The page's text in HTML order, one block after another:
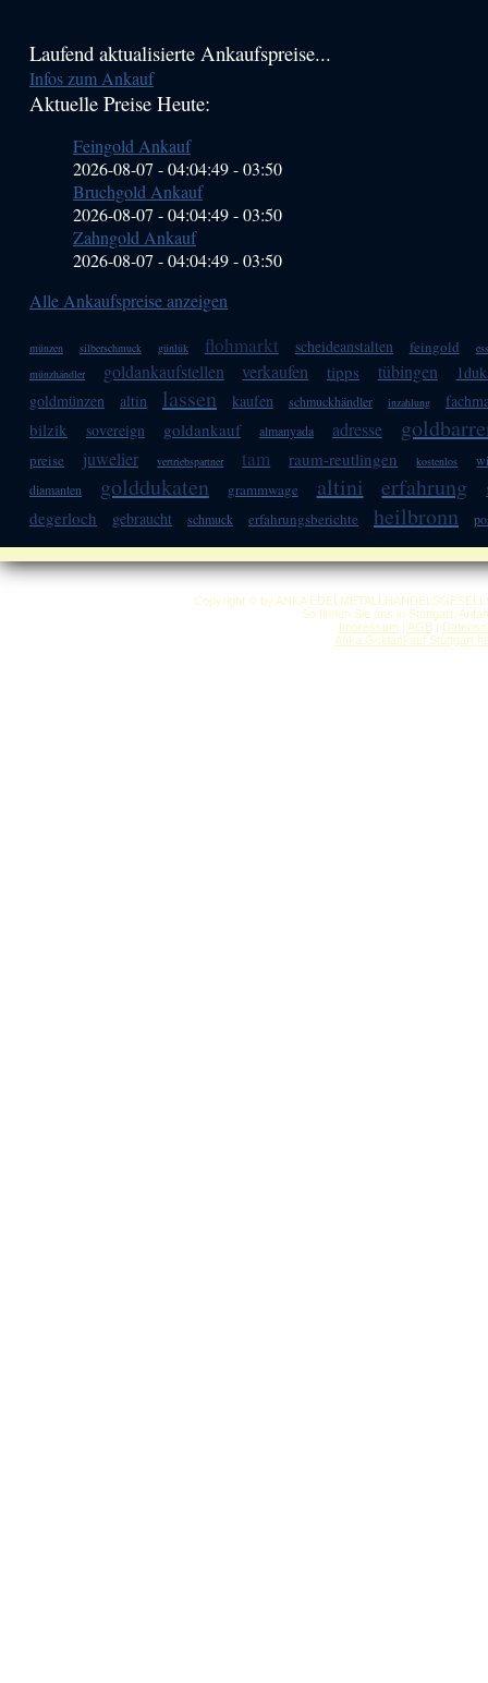
Haupt-
Sidebar
Laufend aktualisierte Ankaufspreise...
Infos zum Ankauf
Aktuelle Preise Heute:
Feingold Ankauf
2026-08-07 - 04:04:49-03:50
Bruchgold Ankauf
2026-08-07 - 04:04:49-03:50
Zahngold Ankauf
2026-08-07 - 04:04:49-03:50
Alle Ankaufspreise anzeigen
münzen silberschmuck günlük flohmarkt scheideanstalten feingold
münzhändler
goldankaufstellen verkaufen tipps tübingen
goldmünzen
altin lassen kaufen schmuckhändler inzahlung
bilzik sovereign goldankauf almanyada adresse
preise juwelier vertriebspartner tam raum-reutlingen kostenlos
diamanten
golddukaten grammwage altini erfahrung
degerloch gebraucht schmuck erfahrungsberichte heilbronn
Copyright © by ANKA
So finden Sie uns in Stuttgart:
Impressum| AGB|
Anka Goldankauf Stuttgart